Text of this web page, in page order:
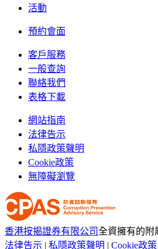
活動
預約會面
客戶服務
一般查詢
聯絡我們
表格下載
網站指南
法律告示
私隱政策聲明
Cookie政策
無障礙瀏覽
香港按揭證券有限公司全資擁有的附
法律告示 | 私隱政策聲明 | Cookie政策